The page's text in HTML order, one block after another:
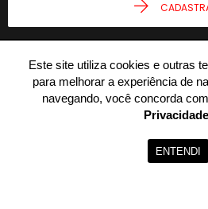
© 2026 - Joseph Castro Imóveis -
Direitos
Este site utiliza cookies e outras
para melhorar a experiência de
navegando, você concorda
Privacidade
ENTENDI